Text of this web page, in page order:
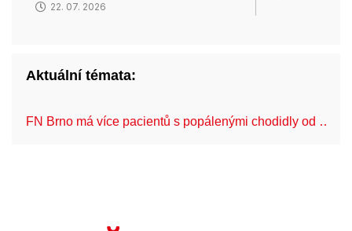
22. 07. 2026
Aktuální témata:
FN Brno má více pacientů s popálenými chodidly od …